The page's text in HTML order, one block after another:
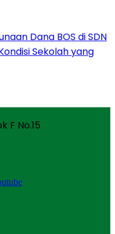
Dana BOS di SDN
Sekolah yang
F No.15